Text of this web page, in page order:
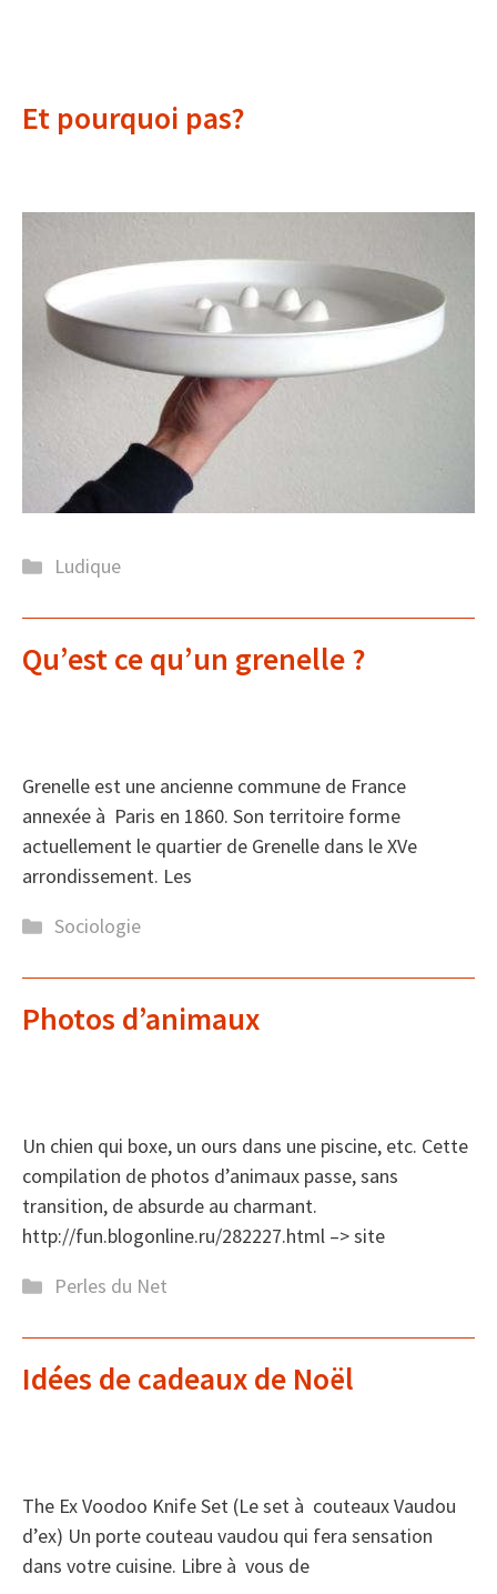
Et pourquoi pas?
Catégories
Ludique
Qu’est ce qu’un grenelle ?
Grenelle est une ancienne commune de France
annexée à Paris en 1860. Son territoire forme
actuellement le quartier de Grenelle dans le XVe
arrondissement. Les
Catégories
Sociologie
Photos d’animaux
Un chien qui boxe, un ours dans une piscine, etc. Cette
compilation de photos d’animaux passe, sans
transition, de absurde au charmant.
http://fun.blogonline.ru/282227.html –> site
Catégories
Perles du Net
Idées de cadeaux de Noël
The Ex Voodoo Knife Set (Le set à couteaux Vaudou
d’ex) Un porte couteau vaudou qui fera sensation
dans votre cuisine. Libre à vous de